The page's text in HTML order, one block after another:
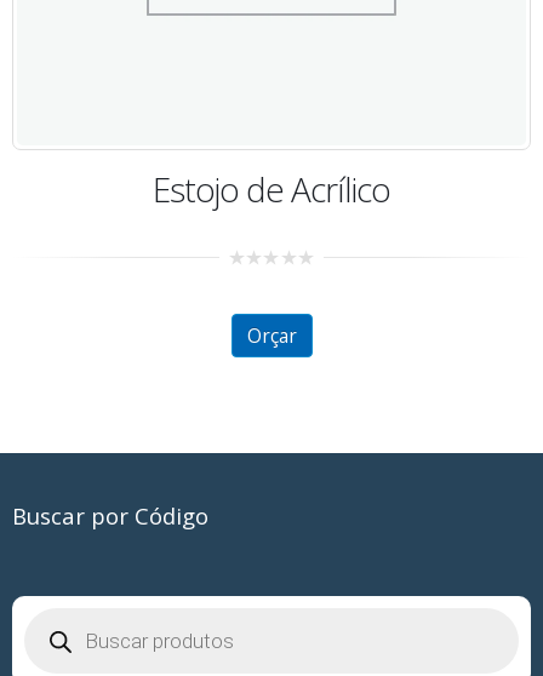
Estojo de
Buscar por Código